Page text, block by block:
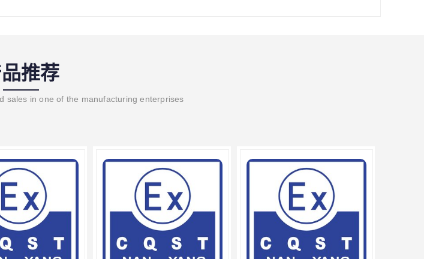
推荐
sales in one of the manufacturing enterprises